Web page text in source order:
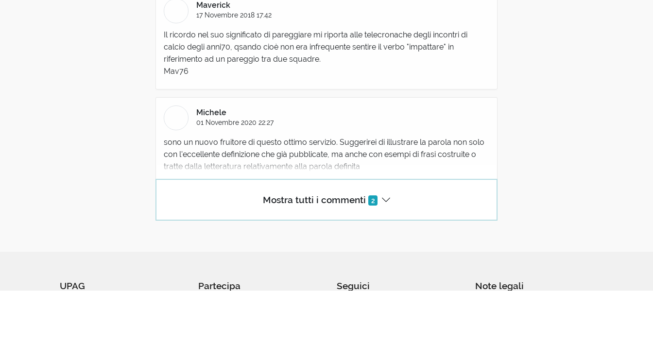
Mostra tutti i commenti 2
Maverick
17 Novembre 2018 17:42
Il ricordo nel suo significato di pareggiare mi riporta alle telecronache degli incontri di
calcio degli anni70, qsando cioè non era infrequente sentire il verbo "impattare" in
riferimento ad un pareggio tra due squadre.
Mav76
Michele
01 Novembre 2020 22:27
sono un nuovo fruitore di questo ottimo servizio. Suggerirei di illustrare la parola non solo
con l'eccellente definizione che già pubblicate, ma anche con esempi di frasi costruite o
tratte dalla letteratura relativamente alla parola definita
UPAG Partecipa Seguici Note legali